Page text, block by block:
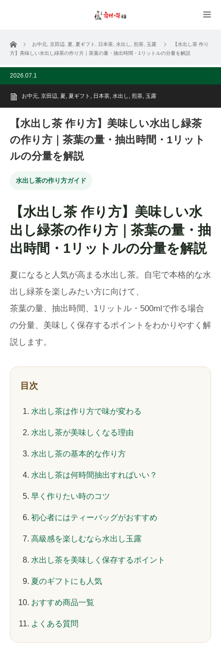
ホーム お中元 京田辺 夏 夏ギフト 日本茶 水出し 煎茶 玉露
【水出し茶 作り
方】美味しい水出し緑茶の作り方｜茶葉の量・抽出時間・1リットルの分量を解説
2026.07.1
お中元 京田辺 夏 夏ギフト 日本茶 水出し 煎茶 玉露
【水出し茶 作り方】美味しい水出し緑茶
の作り方｜茶葉の量・抽出時間・1リット
ルの分量を解説
水出し茶の作り方ガイド
【水出し茶 作り方】美味しい水
出し緑茶の作り方｜茶葉の量・抽
出時間・1リットルの分量を解説
夏になると人気が高まる水出し茶。自宅で本格的な水
出し緑茶を楽しみたい方に向けて、
茶葉の量、抽出時間、1リットル・500mlで作る場合
の分量、美味しく保存するポイントをわかりやすく解
説します。
目次
水出し茶は作り方で味が変わる
水出し茶が美味しくなる理由
水出し茶の基本的な作り方
水出し茶は何時間抽出すればいい？
早く作りたい時のコツ
初心者にはティーバッグがおすすめ
高級感を楽しむなら水出し玉露
水出し茶を美味しく保存するポイント
夏のギフトにも人気
おすすめ商品一覧
よくある質問